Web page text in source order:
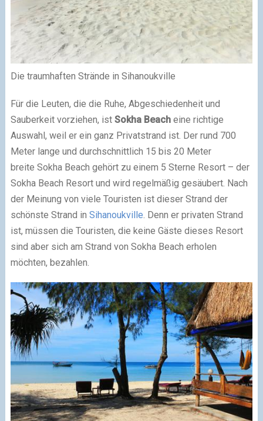
Die traumhaften Strände in Sihanoukville
Für die Leuten, die die Ruhe, Abgeschiedenheit und
Sauberkeit vorziehen, ist Sokha Beacheine richtige
Auswahl, weil er ein ganz Privatstrand ist. Der rund 700
Meter lange und durchschnittlich 15 bis 20 Meter
breite Sokha Beach gehört zu einem 5 Sterne Resort – der
Sokha Beach Resort und wird regelmäßig gesäubert. Nach
der Meinung von viele Touristen ist dieser Strand der
schönste Strand in Sihanoukville . Denn er privaten Strand
ist, müssen die Touristen, die keine Gäste dieses Resort
sind aber sich am Strand von Sokha Beach erholen
möchten, bezahlen.